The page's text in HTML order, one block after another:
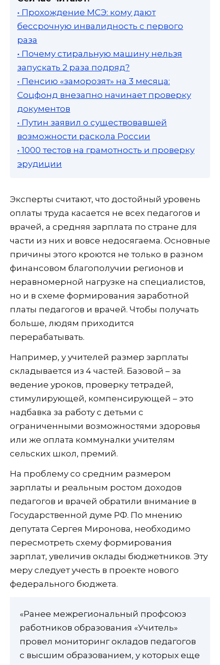
• Прохождение МСЭ: кому дают
бессрочную инвалидность с первого
раза
• Почему стиральную машину нельзя
запускать 2 раза подряд?
• Пенсию «заморозят» на 3 месяца:
Соцфонд внезапно начинает проверку
документов
• Путин заявил о существовавшей
возможности раскола России
• 1000 тестов на грамотность и проверку
эрудиции
Эксперты считают, что достойный уровень
оплаты труда касается не всех педагогов и
врачей, а средняя зарплата по стране для
части из них и вовсе недосягаема. Основные
причины этого кроются не только в разном
финансовом благополучии регионов и
неравномерной нагрузке на специалистов,
но и в схеме формирования заработной
платы педагогов и врачей. Чтобы получать
больше, людям приходится
перерабатывать.
Например, у учителей размер зарплаты
складывается из 4 частей. Базовой – за
ведение уроков, проверку тетрадей,
стимулирующей, компенсирующей – это
надбавка за работу с детьми с
ограниченными возможностями здоровья
или же оплата коммуналки учителям
сельских школ, премий.
На проблему со средним размером
зарплаты и реальным ростом доходов
педагогов и врачей обратили внимание в
Государственной думе РФ. По мнению
депутата Сергея Миронова, необходимо
пересмотреть схему формирования
зарплат, увеличив оклады бюджетников. Эту
меру следует учесть в проекте нового
федерального бюджета.
«Ранее межрегиональный профсоюз
работников образования «Учитель»
провел мониторинг окладов педагогов
с высшим образованием, у которых еще